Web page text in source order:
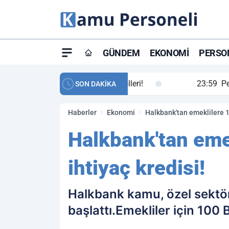
GÜNDEM EKONOMI
SON DAKİKA
maç özeti ve golleri! 23:59 Petrol Akışında
Haberler Ekonomi Halkbank'tan emeklilere
Halkbank'tan
ihtiyaç kredisi!
Halkbank kamu, özel
başlattı.Emekliler için 100